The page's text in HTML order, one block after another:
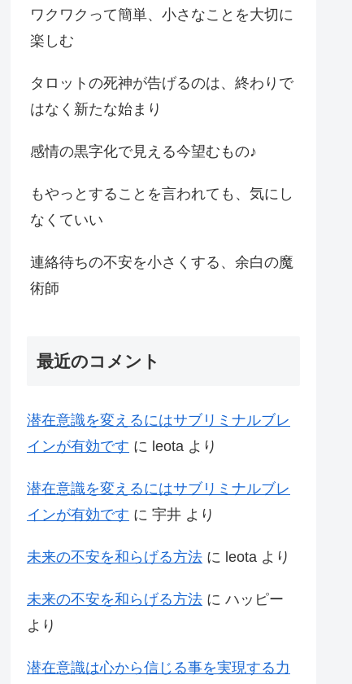
ワクワクって簡単、小さなことを大切に
楽しむ
タロットの死神が告げるのは、終わりで
はなく新たな始まり
感情の黒字化で見える今望むもの♪
もやっとすることを言われても、気にし
なくていい
連絡待ちの不安を小さくする、余白の魔
術師
最近のコメント
潜在意識を変えるにはサブリミナルブレ
インが有効です に leota より
潜在意識を変えるにはサブリミナルブレ
インが有効です に 宇井 より
未来の不安を和らげる方法 に leota より
未来の不安を和らげる方法 に ハッピー
より
潜在意識は心から信じる事を実現する力